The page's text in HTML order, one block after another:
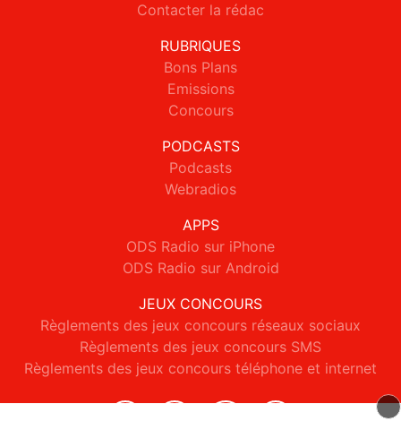
Contacter la rédac
RUBRIQUES
Bons Plans
Emissions
Concours
PODCASTS
Podcasts
Webradios
APPS
ODS Radio sur iPhone
ODS Radio sur Android
JEUX CONCOURS
Règlements des jeux concours réseaux sociaux
Règlements des jeux concours SMS
Règlements des jeux concours téléphone et internet